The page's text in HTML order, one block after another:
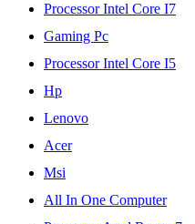
Processor Intel Core I7
Gaming Pc
Processor Intel Core I5
Hp
Lenovo
Acer
Msi
All In One Computer